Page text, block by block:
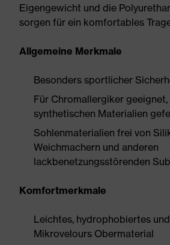
Eigengewicht und die
sorgen für ein komfortables
Allgemeine Merkmale
Besonders sportlicher
Für Chromallergiker geeignet,
synthetischen Materialien
Sohlenmaterialien frei von
Weichmachern und anderen
lackbenetzungsstörenden
Komfortmerkmale
Leichtes, hydrophobiertes
Mikrovelours Obermaterial